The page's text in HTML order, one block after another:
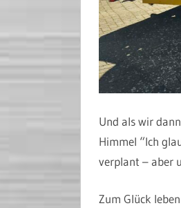
Und als wir
Himmel “Ich
verplant – aber
Zum Glück